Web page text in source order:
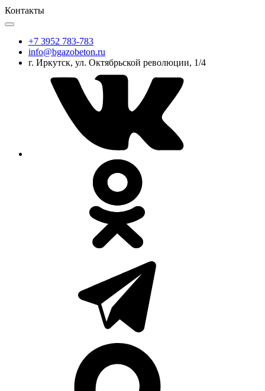
Контакты
+7 3952 783-783
info@bgazobeton.ru
г. Иркутск, ул. Октябрьской революции, 1/4